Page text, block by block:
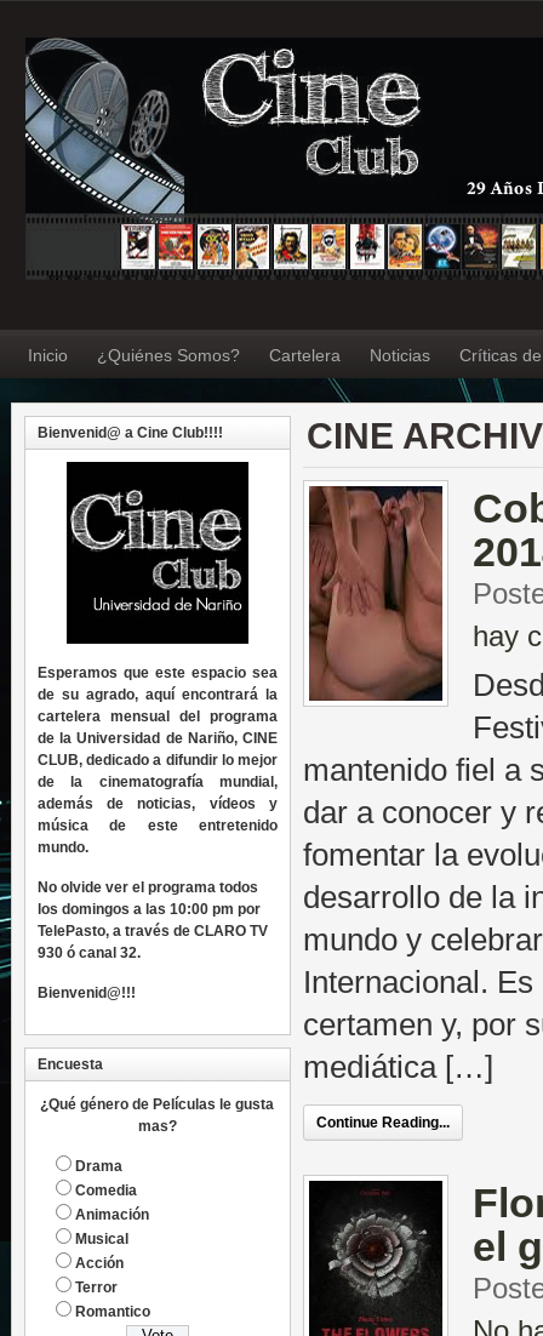
Inicio ¿Quiénes Somos? Cartelera Noticias Críticas
CINE
hay
mantenido fiel a
dar a conocer y
fomentar la
desarrollo de la
mundo y
Internacional.
certamen y, por
mediática […]
Continue Reading...
el
Bienvenid@ a Cine Club!!!!
Esperamos que este espacio sea
de su agrado, aquí encontrará la
cartelera mensual del programa
de la Universidad de Nariño, CINE
CLUB, dedicado a difundir lo mejor
de la cinematografía mundial,
además de noticias, vídeos y
música de este entretenido
mundo.
No olvide ver el programa todos
los domingos a las 10:00 pm por
TelePasto, a través de CLARO TV
930 ó canal 32.
Bienvenid@!!!
Encuesta
¿Qué género de Películas le gusta
mas?
Drama
Comedia
Animación
Musical
Acción
Terror
Romantico